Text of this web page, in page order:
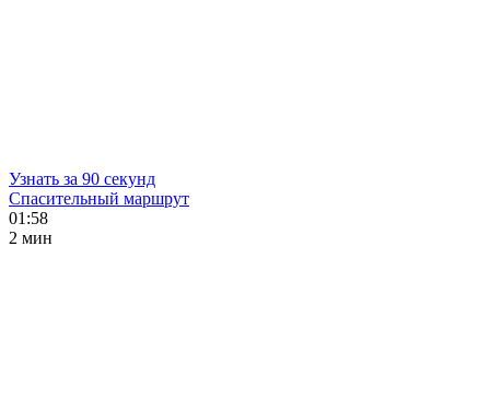
Узнать за 90 секунд
Спасительный маршрут
01:58
2 мин